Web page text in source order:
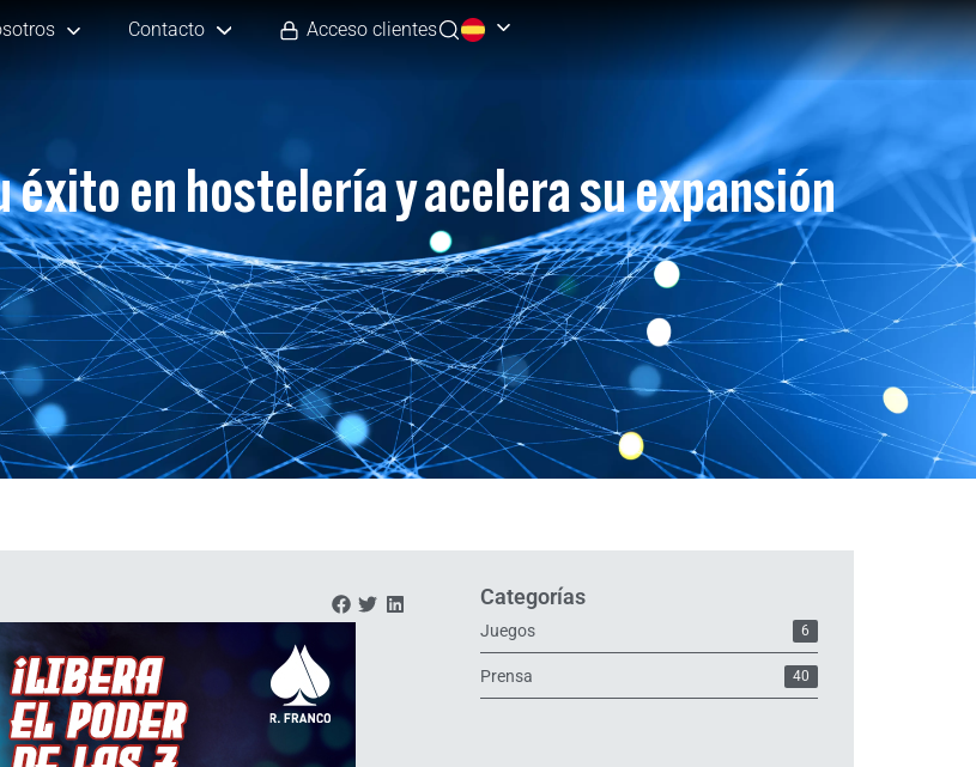
Contacto Acceso clientes
éxito en hostelería y acelera su expansión
Categorías
Juegos 6
Prensa 40